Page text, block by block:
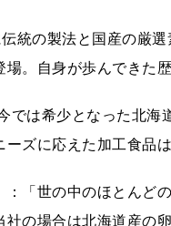
統の製法と国産の厳
。自身が歩んできた
では希少となった北
ズに応えた加工食品
「世の中のほとんど
の場合は北海道産の